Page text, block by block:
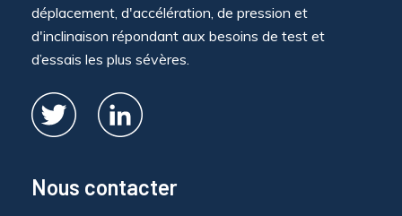
déplacement, d'accélération, de pression et
d'inclinaison répondant aux besoins de test et
d’essais les plus sévères.
Nous contacter